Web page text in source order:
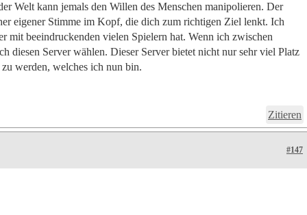
Welt kann jemals den Willen des Menschen manipolieren. Der
eigener Stimme im Kopf, die dich zum richtigen Ziel lenkt. Ich
mit beeindruckenden vielen Spielern hat. Wenn ich zwischen
diesen Server wählen. Dieser Server bietet nicht nur sehr viel Platz
werden, welches ich nun bin.
Zitieren
#147